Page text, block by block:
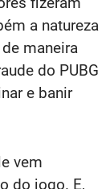
a natureza
maneira
do PUBG
e banir
vem
do jogo. E,